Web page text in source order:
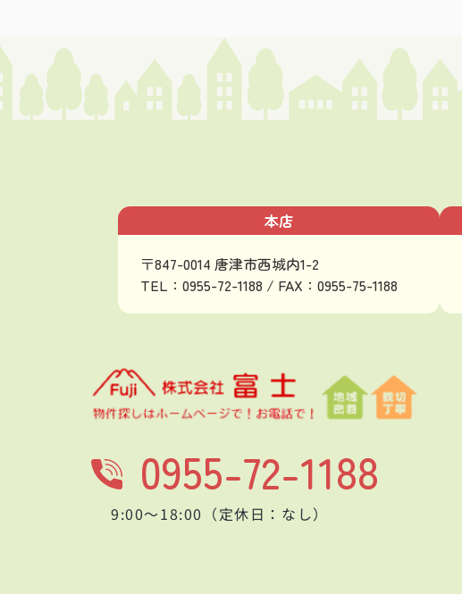
本店
〒847-0014 唐津市西城内1-2
TEL：0955-72-1188 / FAX：0955-75-1188
0955-72-1188
9:00～18:00（定休日：なし）